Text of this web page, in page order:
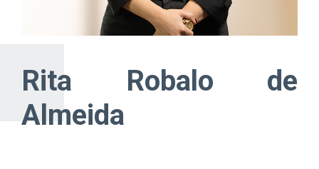
Rita Robalo de
Almeida